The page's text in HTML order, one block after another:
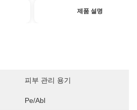
제품 설명
피부 관리 용기
Pe/abl